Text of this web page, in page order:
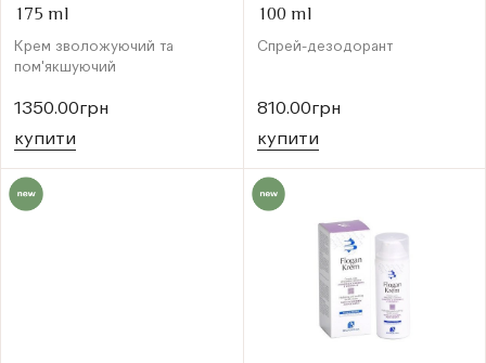
175 ml
Крем зволожуючий та
пом'якшуючий
1350.00грн
купити
100 ml
Спрей-дезодорант
810.00грн
купити